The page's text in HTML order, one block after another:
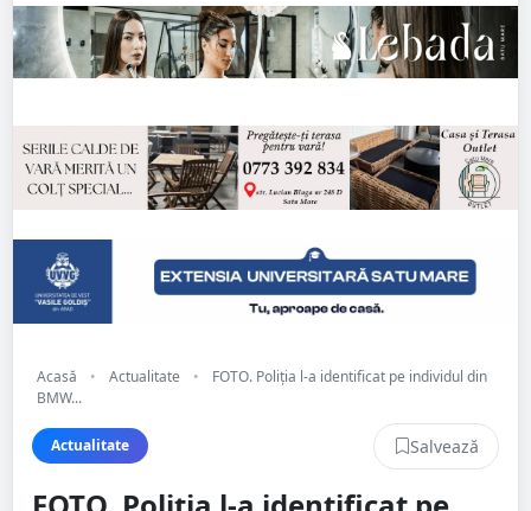
Acasă • Actualitate •
FOTO. Poliția l-a identificat pe individul din
BMW...
Actualitate Salvează